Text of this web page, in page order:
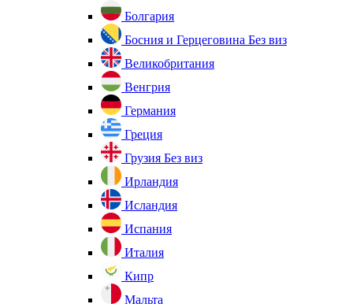
Болгария
Босния и Герцеговина Без виз
Великобритания
Венгрия
Германия
Греция
Грузия Без виз
Ирландия
Исландия
Испания
Италия
Кипр
Мальта